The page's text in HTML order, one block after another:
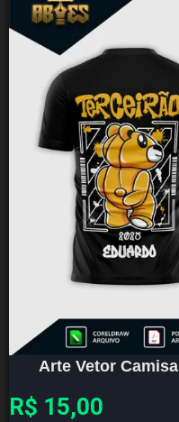
Arte Vetor
R$ 15,00